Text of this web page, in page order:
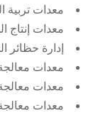
معدات تربية
معدات إنتاج
إدارة حظائر
معدات
معدات
معدات